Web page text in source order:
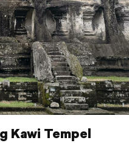
Kawi Tempel